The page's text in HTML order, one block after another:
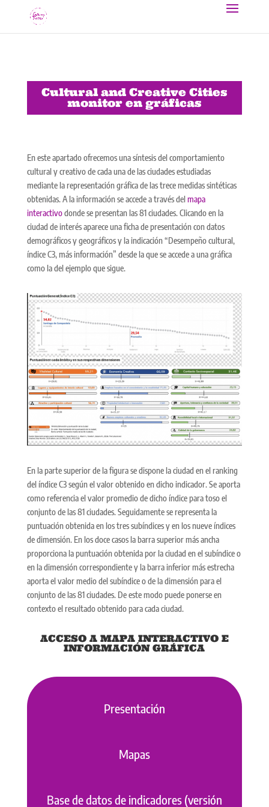
Cultural and Creative Cities
monitor en gráficas
En este apartado ofrecemos una síntesis del comportamiento
cultural y creativo de cada una de las ciudades estudiadas
mediante la representación gráfica de las trece medidas sintéticas
obtenidas. A la información se accede a través delmapa
interactivodonde se presentan las 81 ciudades. Clicando en la
ciudad de interés aparece una ficha de presentación con datos
demográficos y geográficos y la indicación “Desempeño cultural,
índice C3, más información” desde la que se accede a una gráfica
como la del ejemplo que sigue.
En la parte superior de la figura se dispone la ciudad en el ranking
del índice C3 según el valor obtenido en dicho indicador. Se aporta
como referencia el valor promedio de dicho índice para toso el
conjunto de las 81 ciudades. Seguidamente se representa la
puntuación obtenida en los tres subíndices y en los nueve índices
de dimensión. En los doce casos la barra superior más ancha
proporciona la puntuación obtenida por la ciudad en el subíndice o
en la dimensión correspondiente y la barra inferior más estrecha
aporta el valor medio del subíndice o de la dimensión para el
conjunto de las 81 ciudades. De este modo puede ponerse en
contexto el resultado obtenido para cada ciudad.
ACCESO A MAPA INTERACTIVO E
INFORMACIÓN GRÁFICA
Presentación
Mapas
Base de datos de indicadores (versión